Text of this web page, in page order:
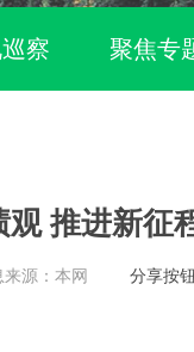
察 聚焦专
推进新征
来源：本网 分享按钮